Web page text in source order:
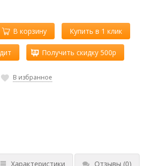
В корзину Купить в 1 клик
Получить скидку 500р
В избранное
Характеристики Отзывы (0)